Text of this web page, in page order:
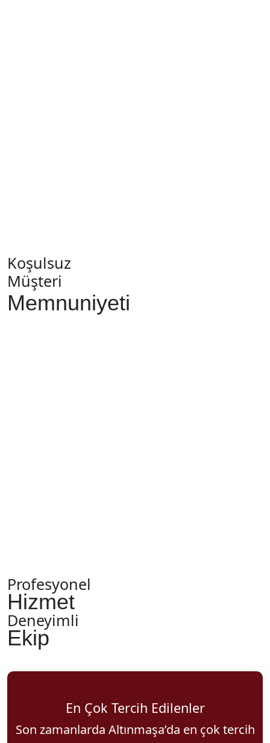
Koşulsuz
Müşteri
Memnuniyeti
Profesyonel
Hizmet
Deneyimli
Ekip
En Çok Tercih Edilenler
Son zamanlarda Altınmaşa’da en çok tercih